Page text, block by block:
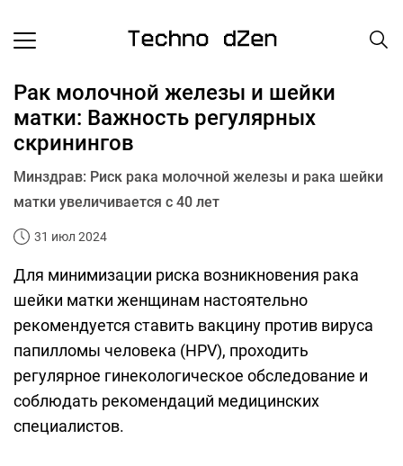
Рак молочной железы и шейки
матки: Важность регулярных
скринингов
Минздрав: Риск рака молочной железы и рака шейки
матки увеличивается с 40 лет
31 июл 2024
Для минимизации риска возникновения рака
шейки матки женщинам настоятельно
рекомендуется ставить вакцину против вируса
папилломы человека (HPV), проходить
регулярное гинекологическое обследование и
соблюдать рекомендаций медицинских
специалистов.